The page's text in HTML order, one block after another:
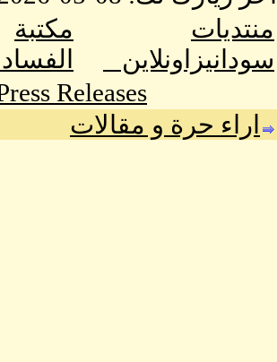
منتديات
سودانيزاونلاين
مكتبة
Releases
اراء حرة و مقالات